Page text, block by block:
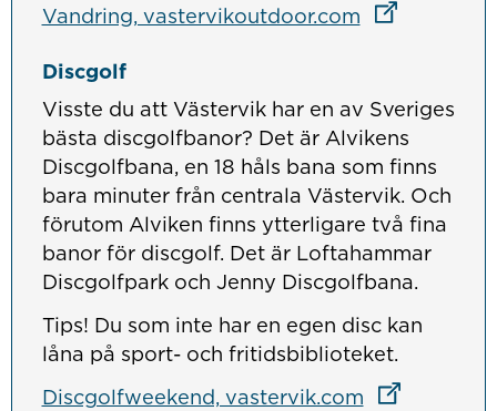
Vandring, vastervikoutdoor.comLänk till
Länk till
Discgolf
Visste du att Västervik har en av Sveriges
bästa discgolfbanor? Det är Alvikens
Discgolfbana, en 18 håls bana som finns
bara minuter från centrala Västervik. Och
förutom Alviken finns ytterligare två fina
banor för discgolf. Det är Loftahammar
Discgolfpark och Jenny Discgolfbana.
Tips! Du som inte har en egen disc kan
låna på sport- och fritidsbiblioteket.
Discgolfweekend, vastervik.comLänk till
Länk till